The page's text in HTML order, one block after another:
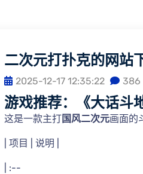
二次元打扑克的网站
2025-12-17 12:35:22 386
游戏推荐：《大话斗
这是一款主打国风二次元画面的
| 项目 | 说明 |
| :--